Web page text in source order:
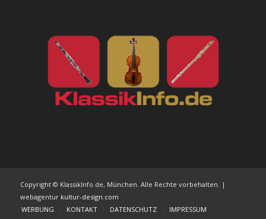
Copyright © KlassikInfo.de, München. Alle Rechte vorbehalten. |
webagentur kultur-design.com
WERBUNG
KONTAKT DATENSCHUTZ IMPRESSUM